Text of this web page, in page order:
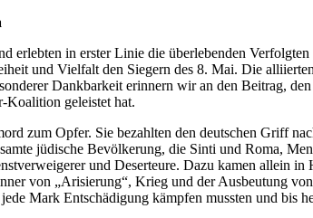
in erster Linie die überlebenden
und Vielfalt den Siegern des 8. Mai. Die
Dankbarkeit erinnern wir an den Beitrag,
Koalition geleistet hat.
zum Opfer. Sie bezahlten den deutschen Griff
jüdische Bevölkerung, die Sinti und Roma,
und Deserteure. Dazu kamen allein
von „Arisierung“, Krieg und der Ausbeutung
Mark Entschädigung kämpfen mussten und bis